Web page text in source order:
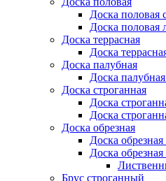
Доска половая
Доска половая
Доска террасная
Доска
Доска палубная
Доска
Доска строганная
Доска
Доска
Доска обрезная
Доска обрезная
Доска
Брус строганный